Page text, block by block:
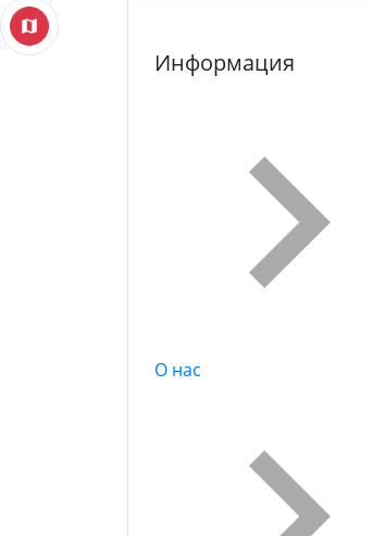
Информация
О нас